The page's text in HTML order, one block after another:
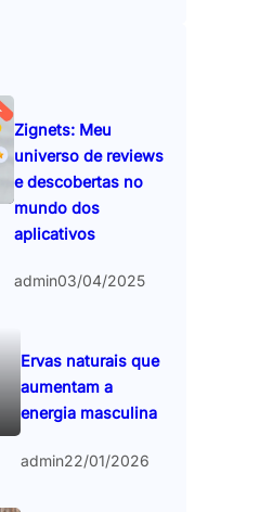
Zignets: Meu
universo de reviews
e descobertas no
mundo dos
aplicativos
admin03/04/2025
Ervas naturais que
aumentam a
energia masculina
admin22/01/2026